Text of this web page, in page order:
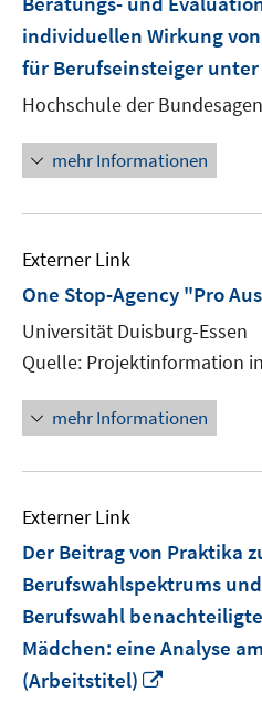
individuellen Wirkung
für Berufseinsteiger unter
Hochschule der
mehr Informationen
Externer Link
One Stop-Agency "Pro
Universität Duisburg-Essen
Quelle: Projektinformation
mehr Informationen
Externer Link
Der Beitrag von Praktika
Berufswahlspektrums
Berufswahl
Mädchen: eine Analyse
(Arbeitstitel)